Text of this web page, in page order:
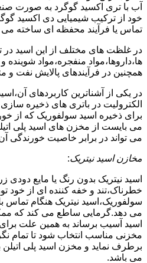
آب با تری اکسید گوگرد به صورت
خود از ترکیب شیمیایی دی اکسید
تماس یا فرآیند محفظه ای ساخته
در غلظت های مختلف از این اسید در
ها،داروها،مواد منفجره،مواد
همچنین در فرآیندهای پالایش نفت و
در یکی از آشناترین کاربردهای
الکترولیت در باتری های ذخیره
برای ذخیره اسید سولفوریک که از
می بایست از مخزن های اسید پلی
می تواند در برابر خاصیت خورندگی
مخازن اسید نیتریک:
اسید نیتریک بدون رنگ یا مایع دودی
خطرناک،تند و خفه کننده ای از خود
سولفوریک،اسید نیتریک هنگام تماس
می دهد.گرمایی ساطع می کند که
اسید آسیب برساند به همین علت
مخزنی مناسب انتخاب شود تا تمام
برطرف نماید و مخزن اسید پلی اتیلن
می باشد.